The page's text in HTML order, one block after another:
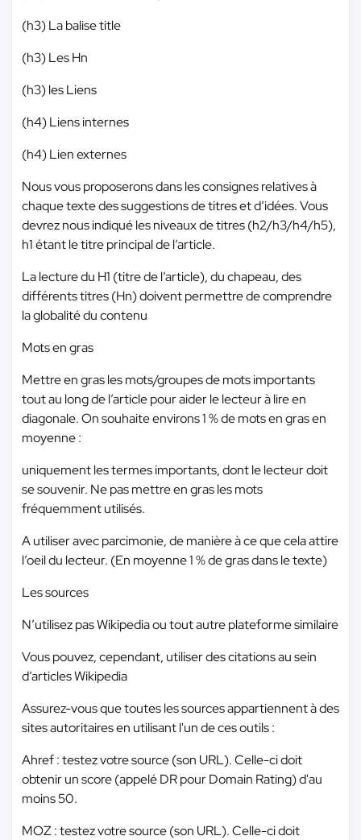
(h3) La balise title
(h3) Les Hn
(h3) les Liens
(h4) Liens internes
(h4) Lien externes
Nous vous proposerons dans les consignes relatives à
chaque texte des suggestions de titres et d’idées. Vous
devrez nous indiqué les niveaux de titres (h2/h3/h4/h5),
h1 étant le titre principal de l’article.
La lecture du H1 (titre de l’article), du chapeau, des
différents titres (Hn) doivent permettre de comprendre
la globalité du contenu
Mots en gras
Mettre en gras les mots/groupes de mots importants
tout au long de l’article pour aider le lecteur à lire en
diagonale. On souhaite environs 1 % de mots en gras en
moyenne :
uniquement les termes importants, dont le lecteur doit
se souvenir. Ne pas mettre en gras les mots
fréquemment utilisés.
A utiliser avec parcimonie, de manière à ce que cela attire
l’oeil du lecteur. (En moyenne 1 % de gras dans le texte)
Les sources
N’utilisez pas Wikipedia ou tout autre plateforme similaire
Vous pouvez, cependant, utiliser des citations au sein
d’articles Wikipedia
Assurez-vous que toutes les sources appartiennent à des
sites autoritaires en utilisant l'un de ces outils :
Ahref : testez votre source (son URL). Celle-ci doit
obtenir un score (appelé DR pour Domain Rating) d'au
moins 50.
MOZ : testez votre source (son URL). Celle-ci doit